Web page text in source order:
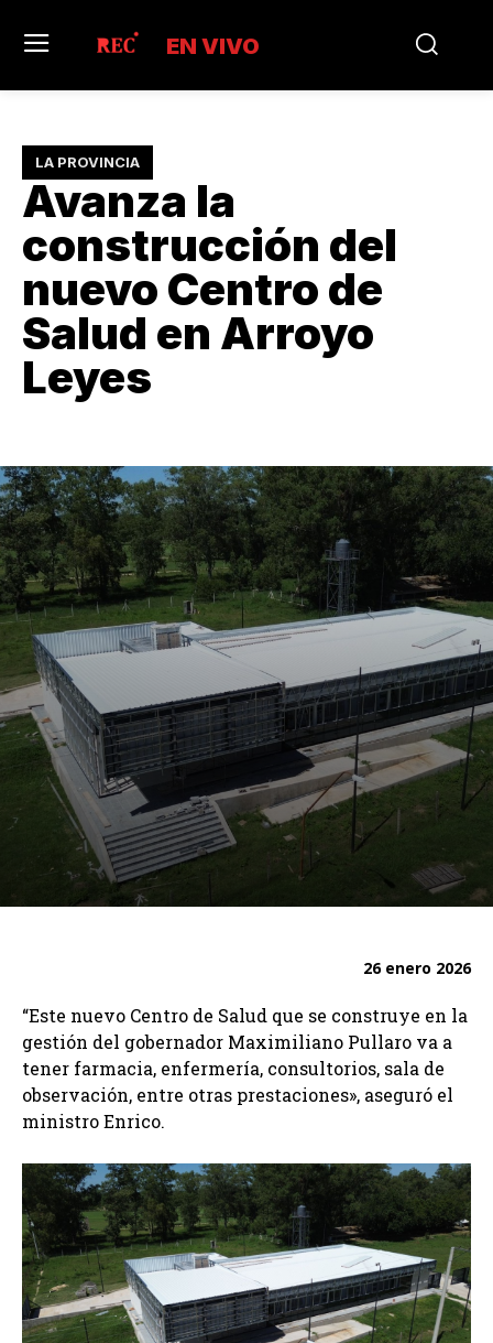
EN VIVO
LA PROVINCIA
Avanza la
construcción del
nuevo Centro de
Salud en Arroyo
Leyes
26 enero 2026
“Este nuevo Centro de Salud que se construye en la
gestión del gobernador Maximiliano Pullaro va a
tener farmacia, enfermería, consultorios, sala de
observación, entre otras prestaciones», aseguró el
ministro Enrico.